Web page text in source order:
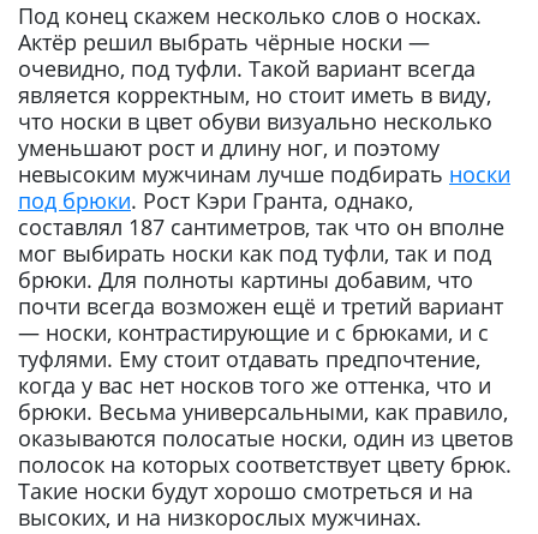
Под конец скажем несколько слов о носках.
Актёр решил выбрать чёрные носки —
очевидно, под туфли. Такой вариант всегда
является корректным, но стоит иметь в виду,
что носки в цвет обуви визуально несколько
уменьшают рост и длину ног, и поэтому
невысоким мужчинам лучше подбирать носки
под брюки. Рост Кэри Гранта, однако,
составлял 187 сантиметров, так что он вполне
мог выбирать носки как под туфли, так и под
брюки. Для полноты картины добавим, что
почти всегда возможен ещё и третий вариант
— носки, контрастирующие и с брюками, и с
туфлями. Ему стоит отдавать предпочтение,
когда у вас нет носков того же оттенка, что и
брюки. Весьма универсальными, как правило,
оказываются полосатые носки, один из цветов
полосок на которых соответствует цвету брюк.
Такие носки будут хорошо смотреться и на
высоких, и на низкорослых мужчинах.